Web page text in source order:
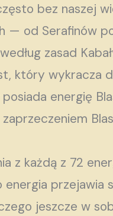
bez naszej
— od Serafinów
zasad
który wykracza
energię
z każdą z 72
energia przejawia
jeszcze w